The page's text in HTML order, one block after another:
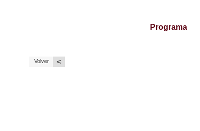
Programa
Volver <